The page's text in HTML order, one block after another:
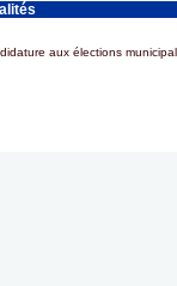
aux élections